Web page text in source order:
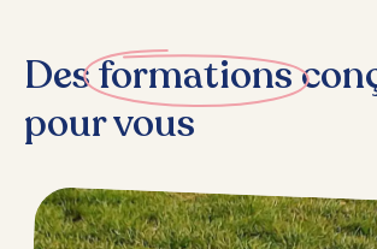
Desformations
pour vous